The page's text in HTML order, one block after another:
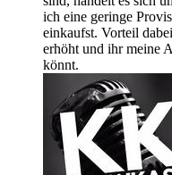
ich eine geringe
einkaufst. Vorteil
erhöht und ihr meine
könnt.